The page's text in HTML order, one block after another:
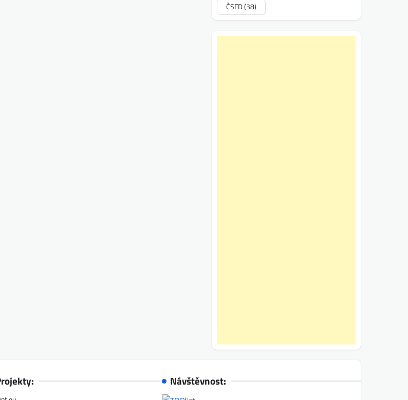
ČSFD(38)
Návštěvnost: